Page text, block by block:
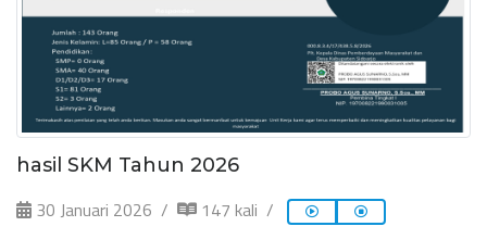
hasil SKM Tahun 2026
30 Januari 2026 147 kali